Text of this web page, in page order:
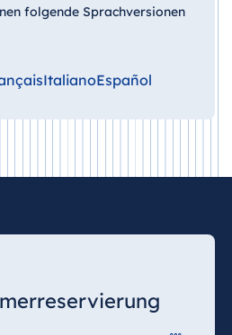
folgende Sprachversionen
ItalianoEspañol